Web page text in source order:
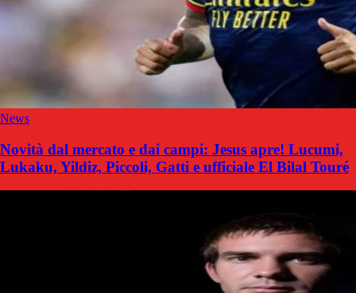
News
Novità dal mercato e dai campi: Jesus apre! Lucumi,
Lukaku, Yildiz, Piccoli, Gatti e ufficiale El Bilal Touré